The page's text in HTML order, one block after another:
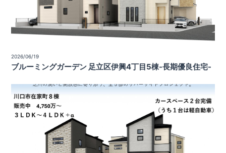
2026/06/19
ブルーミングガーデン 足立区伊興4丁目5棟-長期優良住宅-